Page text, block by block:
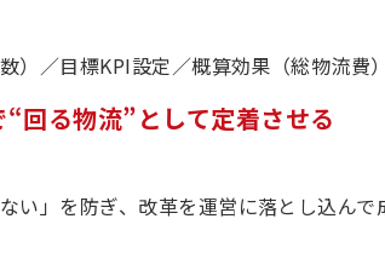
）／目標KPI設定／概算効果（総物流費
回る物流”として定着させる
い」を防ぎ、改革を運営に落とし込んで